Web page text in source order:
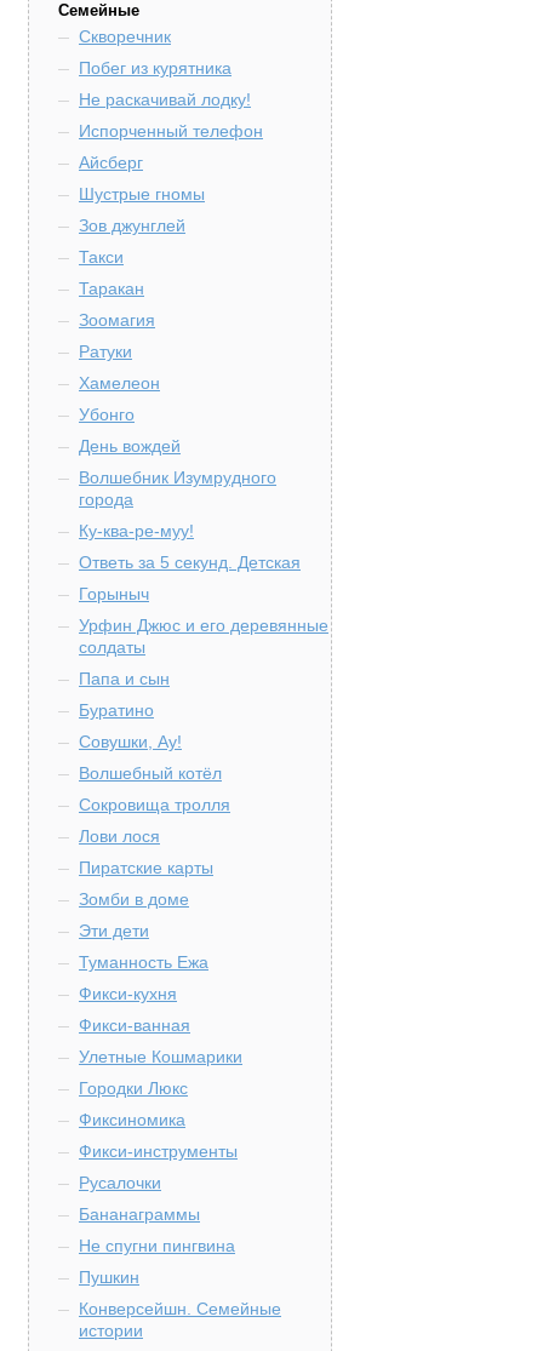
Семейные
Скворечник
Побег из курятника
Не раскачивай лодку!
Испорченный телефон
Айсберг
Шустрые гномы
Зов джунглей
Такси
Таракан
Зоомагия
Ратуки
Хамелеон
Убонго
День вождей
Волшебник Изумрудного
города
Ку-ква-ре-муу!
Ответь за 5 секунд. Детская
Горыныч
Урфин Джюс и его деревянные
солдаты
Папа и сын
Буратино
Совушки, Ау!
Волшебный котёл
Сокровища тролля
Лови лося
Пиратские карты
Зомби в доме
Эти дети
Туманность Ежа
Фикси-кухня
Фикси-ванная
Улетные Кошмарики
Городки Люкс
Фиксиномика
Фикси-инструменты
Русалочки
Бананаграммы
Не спугни пингвина
Пушкин
Конверсейшн. Семейные
истории